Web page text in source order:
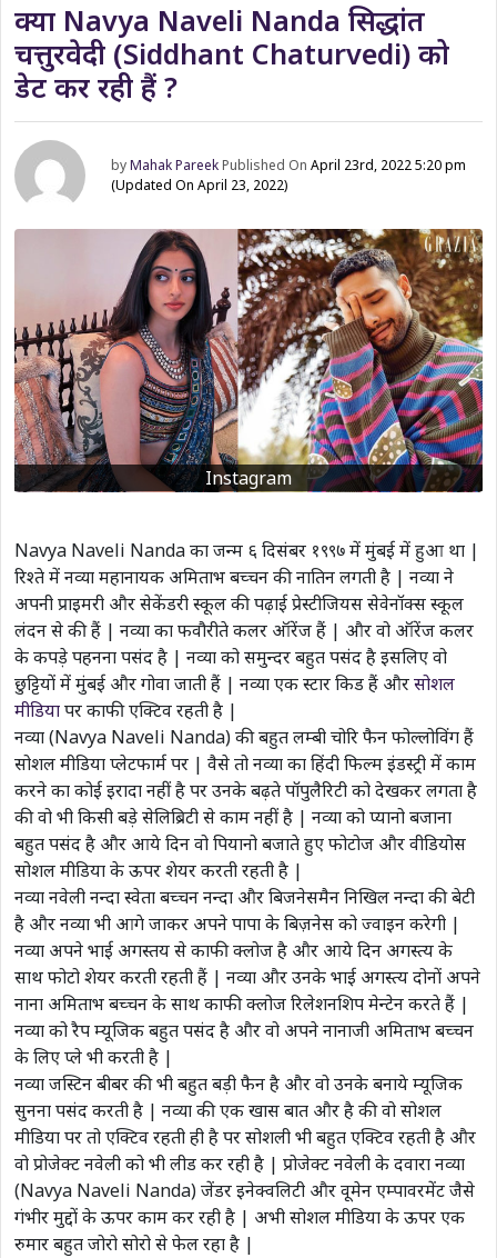
क्या Navya Naveli Nanda सिद्धांत
चत्तुरवेदी (Siddhant Chaturvedi) को
डेट कर रही हैं ?
byMahak PareekPublished OnApril 23rd, 2022 5:20 pm
(Updated On April 23, 2022)
Instagram
Navya Naveli Nanda का जन्म ६ दिसंबर १९९७ में मुंबई में हुआ था |
रिश्ते में नव्या महानायक अमिताभ बच्चन की नातिन लगती है | नव्या ने
अपनी प्राइमरी और सेकेंडरी स्कूल की पढ़ाई प्रेस्टीजियस सेवेनॉक्स स्कूल
लंदन से की हैं | नव्या का फवौरीते कलर ऑरेंज हैं | और वो ऑरेंज कलर
के कपड़े पहनना पसंद है | नव्या को समुन्दर बहुत पसंद है इसलिए वो
छुट्टियों में मुंबई और गोवा जाती हैं | नव्या एक स्टार किड हैं औरसोशल
मीडियापर काफी एक्टिव रहती है |
नव्या (Navya Naveli Nanda) की बहुत लम्बी चोरि फैन फोल्लोविंग हैं
सोशल मीडिया प्लेटफार्म पर | वैसे तो नव्या का हिंदी फिल्म इंडस्ट्री में काम
करने का कोई इरादा नहीं है पर उनके बढ़ते पॉपुलैरिटी को देखकर लगता है
की वो भी किसी बड़े सेलिब्रिटी से काम नहीं है | नव्या को प्यानो बजाना
बहुत पसंद है और आये दिन वो पियानो बजाते हुए फोटोज और वीडियोस
सोशल मीडिया के ऊपर शेयर करती रहती है |
नव्या नवेली नन्दा स्वेता बच्चन नन्दा और बिजनेसमैन निखिल नन्दा की बेटी
है और नव्या भी आगे जाकर अपने पापा के बिज़नेस को ज्वाइन करेगी |
नव्या अपने भाई अगस्तय से काफी क्लोज है और आये दिन अगस्त्य के
साथ फोटो शेयर करती रहती हैं | नव्या और उनके भाई अगस्त्य दोनों अपने
नाना अमिताभ बच्चन के साथ काफी क्लोज रिलेशनशिप मेन्टेन करते हैं |
नव्या को रैप म्यूजिक बहुत पसंद है और वो अपने नानाजी अमिताभ बच्चन
के लिए प्ले भी करती है |
नव्या जस्टिन बीबर की भी बहुत बड़ी फैन है और वो उनके बनाये म्यूजिक
सुनना पसंद करती है | नव्या की एक खास बात और है की वो सोशल
मीडिया पर तो एक्टिव रहती ही है पर सोशली भी बहुत एक्टिव रहती है और
वो प्रोजेक्ट नवेली को भी लीड कर रही है | प्रोजेक्ट नवेली के दवारा नव्या
(Navya Naveli Nanda) जेंडर इनेक्वलिटी और वूमेन एम्पावरमेंट जैसे
गंभीर मुद्दों के ऊपर काम कर रही है | अभी सोशल मीडिया के ऊपर एक
रुमार बहुत जोरो सोरो से फेल रहा है |